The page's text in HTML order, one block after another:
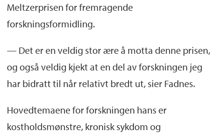
Meltzerprisen for fremragende
forskningsformidling.
— Det er en veldig stor ære å motta denne prisen,
og også veldig kjekt at en del av forskningen jeg
har bidratt til når relativt bredt ut, sier Fadnes.
Hovedtemaene for forskningen hans er
kostholdsmønstre, kronisk sykdom og